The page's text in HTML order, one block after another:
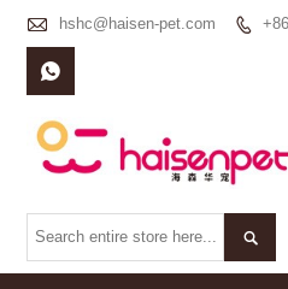
 hshc@haisen-pet.com 

